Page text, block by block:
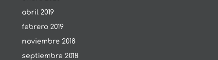
abril 2019
febrero 2019
noviembre 2018
septiembre 2018